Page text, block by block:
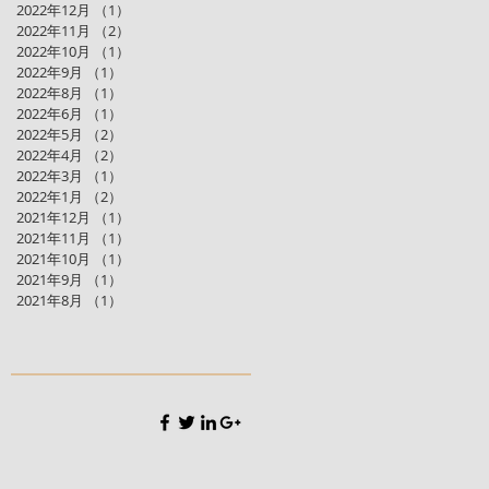
2022年12月
（1）
2022年11月
（2）
2022年10月
（1）
2022年9月
（1）
2022年8月
（1）
2022年6月
（1）
2022年5月
（2）
2022年4月
（2）
2022年3月
（1）
2022年1月
（2）
2021年12月
（1）
2021年11月
（1）
2021年10月
（1）
2021年9月
（1）
2021年8月
（1）